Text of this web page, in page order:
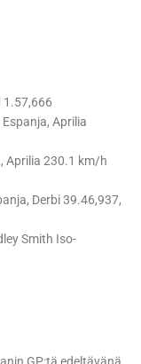
1.57,666
Aprilia
Aprilia 230.1 km/h
Derbi 39.46,937,
Smith Iso-